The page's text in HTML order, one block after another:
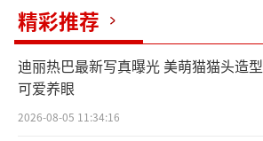
精彩推荐
迪丽热巴最新写真曝光 美萌猫猫头造型
可爱养眼
2026-08-05 11:34:16